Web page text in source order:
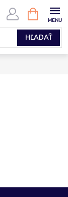
HĽADAŤ
KOŠÍK